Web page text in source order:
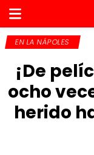
EN LA NÁPOLES
¡De
ocho
herido